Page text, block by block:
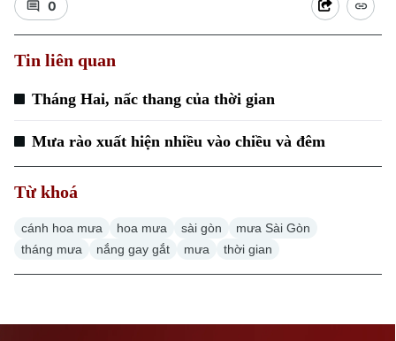
phép số: Số 63/GP-TTDT, cấp ngày 10/05/2023
TRANG THÔNG TIN ĐIỆN TỬ
0
Tin liên quan
Tháng Hai, nấc thang của thời gian
Mưa rào xuất hiện nhiều vào chiều và đêm
Từ khoá
cánh hoa mưa hoa mưa sài gòn
mưa Sài Gòn
tháng mưa
nắng gay gắt mưa thời gian